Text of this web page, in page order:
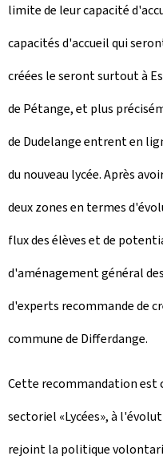
limite de leur capacité
capacités d'accueil qui
créées le seront surtout à
de Pétange, et plus
de Dudelange entrent en
du nouveau lycée. Après
deux zones en termes
flux des élèves et de
d'aménagement général
d'experts recommande de
commune de Differdange.
Cette recommandation est
sectoriel «Lycées», à
rejoint la politique